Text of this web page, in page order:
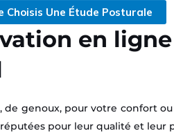
Choisis Une Étude Posturale
en
de genoux, pour votre confort
pour leur qualité et leur